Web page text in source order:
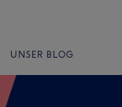
UNSER BLOG